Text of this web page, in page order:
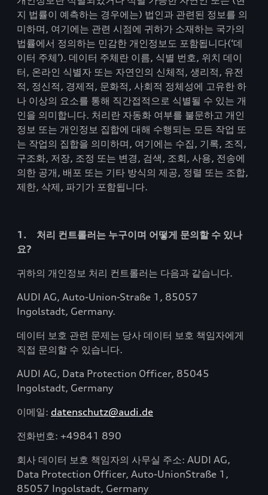
지 법률이 예측하는 경우에는) 법인과 관련된 정보를 의
미하며, 여기에는 관련 시점에 귀하가 소재하는 국가의
법률에서 정의하는 민감한 개인정보도 포함됩니다(‘데
이터 주체’). 데이터 주체란 이름, 식별 번호, 위치 데이
터, 온라인 식별자 또는 자연인의 신체적, 생리적, 유전
적, 정신적, 경제적, 문화적, 사회적 정체성에 고유한 하
나 이상의 요소를 통해 직간접적으로 식별될 수 있는 개
인을 의미합니다. 처리란 자동화 여부를 불문하고 개인
정보 또는 개인정보 집합에 대해 수행되는 모든 작업 또
는 작업의 집합을 의미하며, 여기에는 수집, 기록, 조직,
구조화, 저장, 조정 또는 변경, 검색, 조회, 사용, 전송에
의한 공개, 배포 또는 기타 방식의 제공, 정렬 또는 조합,
제한, 삭제, 파기가 포함됩니다.
1. 처리 컨트롤러는 누구이며 어떻게 문의할 수 있나
요?
귀하의 개인정보 처리 컨트롤러는 다음과 같습니다.
AUDI AG, Auto-Union-Straße 1, 85057
Ingolstadt, Germany.
데이터 보호 관련 문제는 당사 데이터 보호 책임자에게
직접 문의할 수 있습니다.
AUDI AG, Data Protection Officer, 85045
Ingolstadt, Germany
이메일: datenschutz@audi.de
전화번호: +49841 890
회사 데이터 보호 책임자의 사무실 주소: AUDI AG,
Data Protection Officer, Auto-UnionStraße 1,
85057 Ingolstadt, Germany